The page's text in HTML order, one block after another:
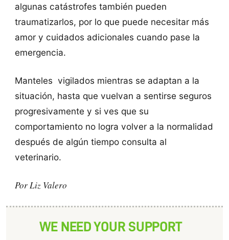
algunas catástrofes también pueden
traumatizarlos, por lo que puede necesitar más
amor y cuidados adicionales cuando pase la
emergencia.
Manteles vigilados mientras se adaptan a la
situación, hasta que vuelvan a sentirse seguros
progresivamente y si ves que su
comportamiento no logra volver a la normalidad
después de algún tiempo consulta al
veterinario.
Por Liz Valero
WE NEED YOUR SUPPORT